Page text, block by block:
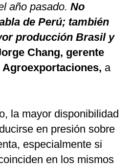
año pasado. No
de Perú; también
producción Brasil y
Chang, gerente
Agroexportaciones, a
la mayor disponibilidad
en presión sobre
especialmente si
en los mismos